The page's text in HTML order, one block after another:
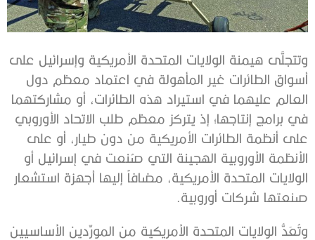
وتتجلَّى هيمنة الولايات المتحدة الأمريكية وإسرائيل على
أسواق الطائرات غير المأهولة في اعتماد معظم دول
العالم عليهما في استيراد هذه الطائرات، أو مشاركتهما
في برامج إنتاجها؛ إذ يتركز معظم طلب الاتحاد الأوروبي
على أنظمة الطائرات الأمريكية من دون طيار، أو على
الأنظمة الأوروبية الهجينة التي صُنعت في إسرائيل أو
الولايات المتحدة الأمريكية، مضافاً إليها أجهزة استشعار
صنعتها شركات أوروبية.
وتُعَدُّ الولايات المتحدة الأمريكية من المورِّدين الأساسيين